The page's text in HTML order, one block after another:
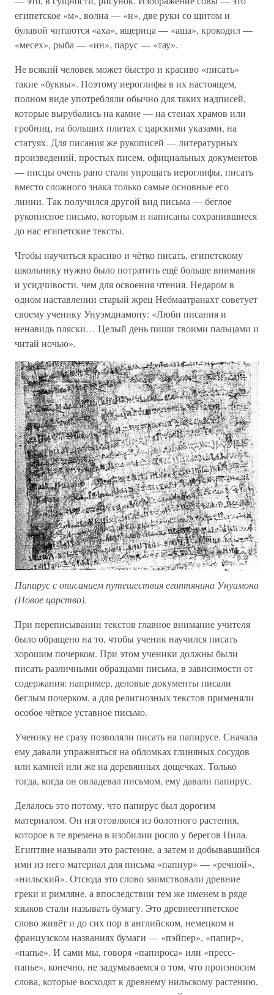
египетское «м», волна — «н», две руки со щитом и
булавой читаются «аха», ящерица — «аша», крокодил —
«месех», рыба — «ин», парус — «тау».
Не всякий человек может быстро и красиво «писать»
такие «буквы». Поэтому иероглифы в их настоящем,
полном виде употребляли обычно для таких надписей,
которые вырубались на камне — на стенах храмов или
гробниц, на больших плитах с царскими указами, на
статуях. Для писания же рукописей — литературных
произведений, простых писем, официальных документов
— писцы очень рано стали упрощать иероглифы, писать
вместо сложного знака только самые основные его
линии. Так получился другой вид письма — беглое
рукописное письмо, которым и написаны сохранившиеся
до нас египетские тексты.
Чтобы научиться красиво и чётко писать, египетскому
школьнику нужно было потратить ещё больше внимания
и усидчивости, чем для освоения чтения. Недаром в
одном наставлении старый жрец Небмаатранахт советует
своему ученику Унуэмдиамону: «Люби писания и
ненавидь пляски… Целый день пиши твоими пальцами и
читай ночью».
Папирус с описанием путешествия египтянина Унуамона
(Новое царство).
При переписывании текстов главное внимание учителя
было обращено на то, чтобы ученик научился писать
хорошим почерком. При этом ученики должны были
писать различными образцами письма, в зависимости от
содержания: например, деловые документы писали
беглым почерком, а для религиозных текстов применяли
особое чёткое уставное письмо.
Ученику не сразу позволяли писать на папирусе. Сначала
ему давали упражняться на обломках глиняных сосудов
или камней или же на деревянных дощечках. Только
тогда, когда он овладевал письмом, ему давали папирус.
Делалось это потому, что папирус был дорогим
материалом. Он изготовлялся из болотного растения,
которое в те времена в изобилии росло у берегов Нила.
Египтяне называли это растение, а затем и добывавшийся
ими из него материал для письма «папиур» — «речной»,
«нильский». Отсюда это слово заимствовали древние
греки и римляне, а впоследствии тем же именем в ряде
языков стали называть бумагу. Это древнеегипетское
слово живёт и до сих пор в английском, немецком и
французском названиях бумаги — «пэйпер», «папир»,
«папье». И сами мы, говоря «папироса» или «пресс-
папье», конечно, не задумываемся о том, что произносим
слова, которые восходят к древнему нильскому растению,